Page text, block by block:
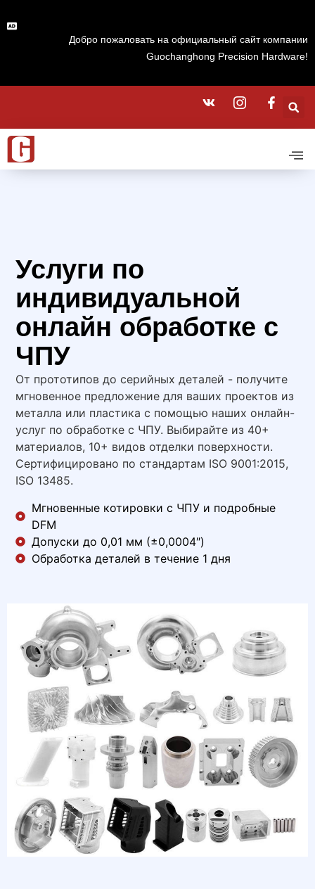
Добро пожаловать на официальный сайт компании
Guochanghong Precision Hardware!
Услуги по
индивидуальной
онлайн обработке с
ЧПУ
От прототипов до серийных деталей - получите
мгновенное предложение для ваших проектов из
металла или пластика с помощью наших онлайн-
услуг по обработке с ЧПУ. Выбирайте из 40+
материалов, 10+ видов отделки поверхности.
Сертифицировано по стандартам ISO 9001:2015,
ISO 13485.
Мгновенные котировки с ЧПУ и подробные
DFM
Допуски до 0,01 мм (±0,0004″)
Обработка деталей в течение 1 дня